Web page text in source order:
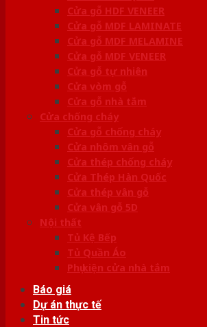
Cửa gỗ HDF VENEER
Cửa gỗ MDF LAMINATE
Cửa gỗ MDF MELAMINE
Cửa gỗ MDF VENEER
Cửa gỗ tự nhiên
Cửa vòm gỗ
Cửa gỗ nhà tắm
Cửa chống cháy
Cửa gỗ chống cháy
Cửa nhôm vân gỗ
Cửa thép chống cháy
Cửa Thép Hàn Quốc
Cửa thép vân gỗ
Cửa vân gỗ 5D
Nội thất
Tủ Kệ Bếp
Tủ Quần Áo
Phụ kiện cửa nhà tắm
Báo giá
Dự án thực tế
Tin tức